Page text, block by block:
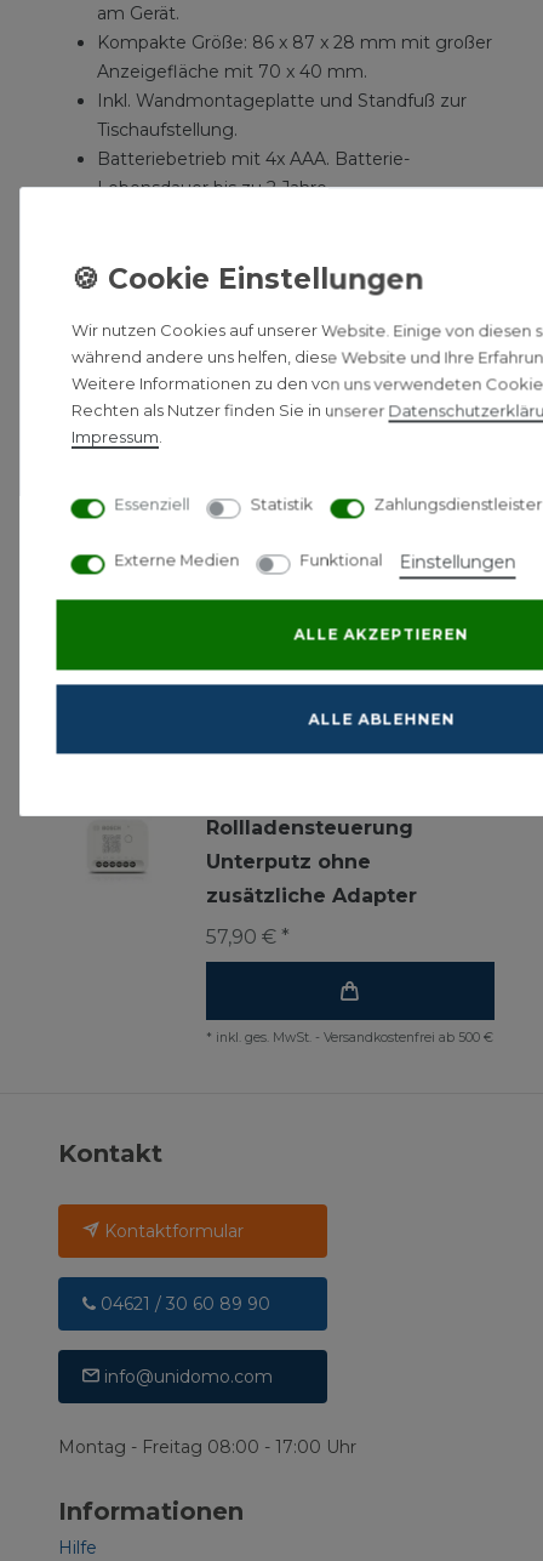
am Gerät.
Kompakte Größe: 86 x 87 x 28 mm mit großer
Anzeigefläche mit 70 x 40 mm.
Inkl. Wandmontageplatte und Standfuß zur
Tischaufstellung.
Batteriebetrieb mit 4x AAA. Batterie-
Lebensdauer bis zu 2 Jahre.
Nur in Kombination mit Bosch Smart Home
Thermostat II
*inkl. ges. MwSt.-Versandkostenfrei ab 500 €
Rollladensteuerung
Unterputz ohne
zusätzliche Adapter
57,90 € *
* inkl. ges. MwSt. - Versandkostenfrei ab 500 €
Kontakt
Kontaktformular
04621 / 30 60 89 90
info@unidomo.com
Montag - Freitag 08:00 - 17:00 Uhr
Informationen
Hilfe
Wir nutzen Cookies auf unserer Website. Einige von diesen
während andere uns helfen, diese Website und Ihre
Weitere Informationen zu den von uns verwendeten
Rechten als Nutzer finden Sie in unserer
Impressum
Essenziell Statistik Zahlungsdienstleister
Externe Medien Funktional Einstellungen
ALLE AKZEPTIEREN
ALLE ABLEHNEN